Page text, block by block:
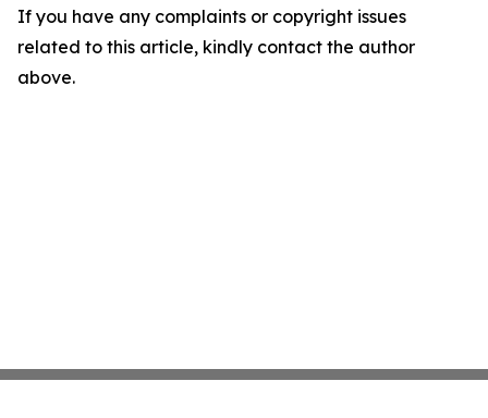
If you have any complaints or copyright issues
related to this article, kindly contact the author
above.